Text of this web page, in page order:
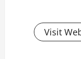
Visit